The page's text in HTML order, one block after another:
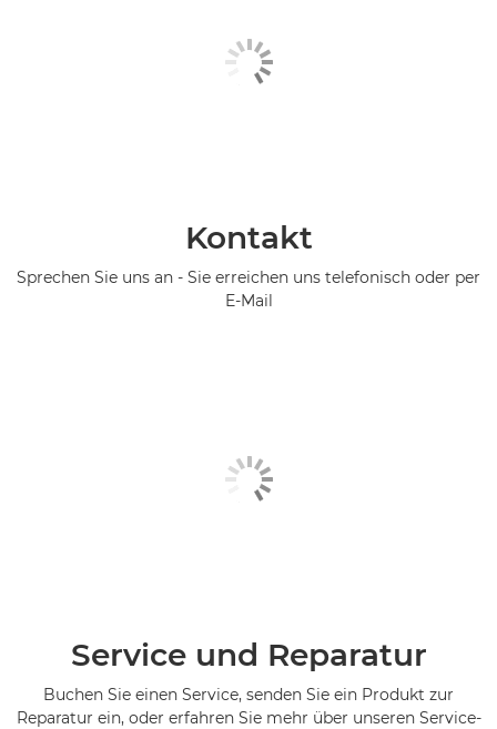
Kontakt
Sprechen Sie uns an - Sie erreichen uns telefonisch oder per
E-Mail
Service und Reparatur
Buchen Sie einen Service, senden Sie ein Produkt zur
Reparatur ein, oder erfahren Sie mehr über unseren Service-